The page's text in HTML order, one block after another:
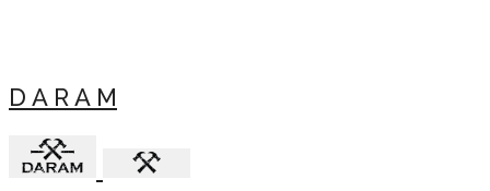
D A R A M